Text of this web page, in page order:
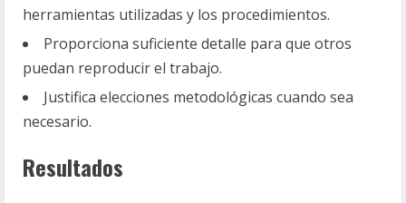
herramientas utilizadas y los procedimientos.
Proporciona suficiente detalle para que otros
puedan reproducir el trabajo.
Justifica elecciones metodológicas cuando sea
necesario.
Resultados